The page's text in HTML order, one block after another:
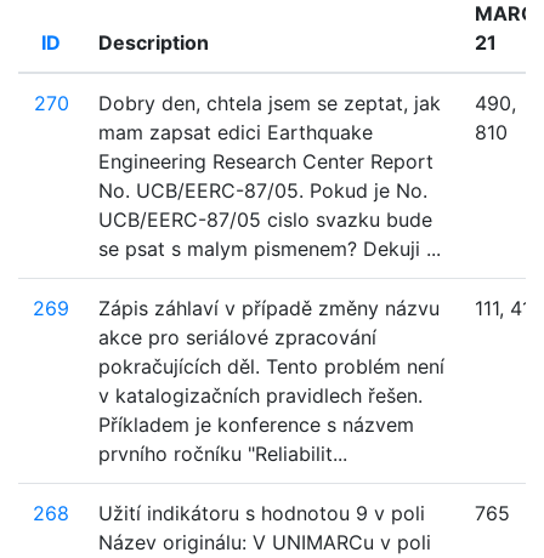
ID Description
MARC
21
270
Dobry den, chtela jsem se zeptat, jak
mam zapsat edici Earthquake
Engineering Research Center Report
No. UCB/EERC-87/05. Pokud je No.
UCB/EERC-87/05 cislo svazku bude
se psat s malym pismenem? Dekuji ...
490,
810
269
Zápis záhlaví v případě změny názvu
akce pro seriálové zpracování
pokračujících děl. Tento problém není
v katalogizačních pravidlech řešen.
Příkladem je konference s názvem
prvního ročníku "Reliabilit...
111, 411
268
Užití indikátoru s hodnotou 9 v poli
Název originálu: V UNIMARCu v poli
765